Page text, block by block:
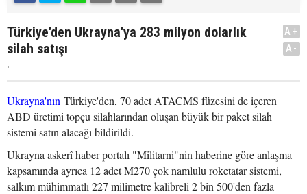
Türkiye'den Ukrayna'ya 283 milyon dolarlık
silah satışı
.
A+
A-
Ukrayna'nın Türkiye'den, 70 adet ATACMS füzesini de içeren
ABD üretimi topçu silahlarından oluşan büyük bir paket silah
sistemi satın alacağı bildirildi.
Ukrayna askerî haber portalı "Militarni"nin haberine göre anlaşma
kapsamında ayrıca 12 adet M270 çok namlulu roketatar sistemi,
salkım mühimmatlı 227 milimetre kalibreli 2 bin 500'den fazla